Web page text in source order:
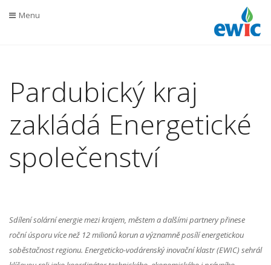
Menu
Pardubický kraj
zakládá Energetické
společenství
Sdílení solární energie mezi krajem, městem a dalšími partnery přinese
roční úsporu více než 12 milionů korun a významně posílí energetickou
soběstačnost regionu. Energeticko-vodárenský inovační klastr (EWIC) sehrál